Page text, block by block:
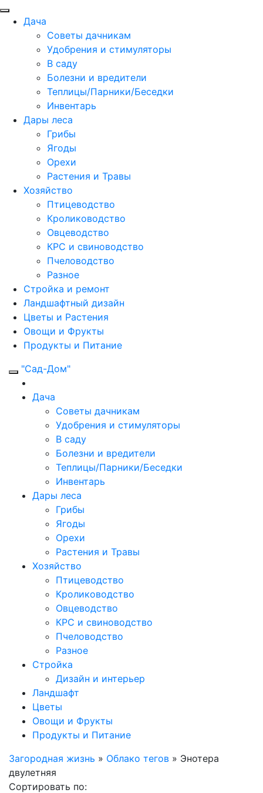
Дача
Советы дачникам
Удобрения и стимуляторы
В саду
Болезни и вредители
Теплицы/Парники/Беседки
Инвентарь
Дары леса
Грибы
Ягоды
Орехи
Растения и Травы
Хозяйство
Птицеводство
Кролиководство
Овцеводство
КРС и свиноводство
Пчеловодство
Разное
Стройка и ремонт
Ландшафтный дизайн
Цветы и Растения
Овощи и Фрукты
Продукты и Питание
"Сад-Дом"
Дача
Советы дачникам
Удобрения и стимуляторы
В саду
Болезни и вредители
Теплицы/Парники/Беседки
Инвентарь
Дары леса
Грибы
Ягоды
Орехи
Растения и Травы
Хозяйство
Птицеводство
Кролиководство
Овцеводство
КРС и свиноводство
Пчеловодство
Разное
Стройка
Дизайн и интерьер
Ландшафт
Цветы
Овощи и Фрукты
Продукты и Питание
Загородная жизнь » Облако тегов » Энотера
двулетняя
Сортировать по: